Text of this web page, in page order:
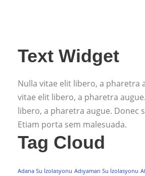
Text Widget
Nulla vitae elit libero, a pharetra
vitae elit libero, a pharetra
libero, a pharetra augue. Donec
Etiam porta sem malesuada.
Tag Cloud
Adana Su İzolasyonu Adıyaman Su İzolasyonu